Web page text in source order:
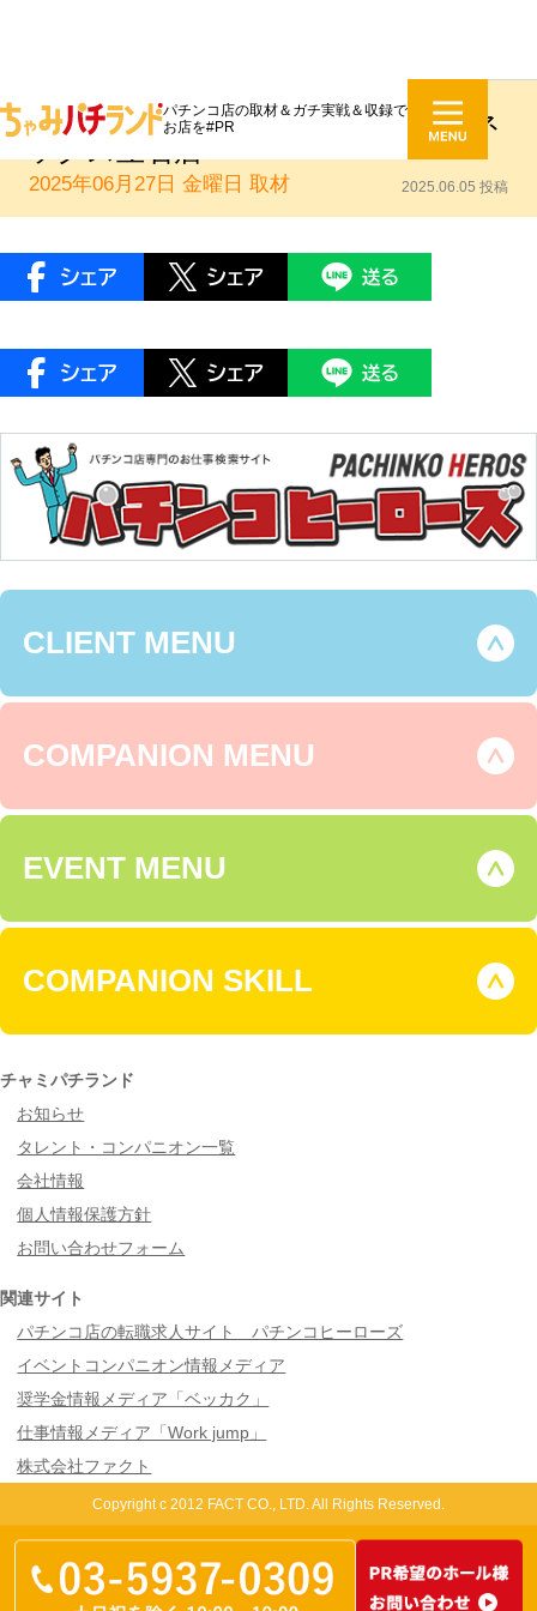
パチンコ店の取材＆ガチ実戦＆収録で
お店を#PR
ちゃみリサ取材：オーパスワンアネ
2025年06月27日 金曜日 取材 2025.06.05 投稿
CLIENT MENU
COMPANION MENU
EVENT MENU
COMPANION SKILL
チャミパチランド
お知らせ
タレント・コンパニオン一覧
会社情報
個人情報保護方針
お問い合わせフォーム
関連サイト
パチンコ店の転職求人サイト パチンコヒーローズ
イベントコンパニオン情報メディア
奨学金情報メディア「ベッカク」
仕事情報メディア「Work jump」
株式会社ファクト
Copyright c 2012 FACT CO., LTD. All Rights Reserved.